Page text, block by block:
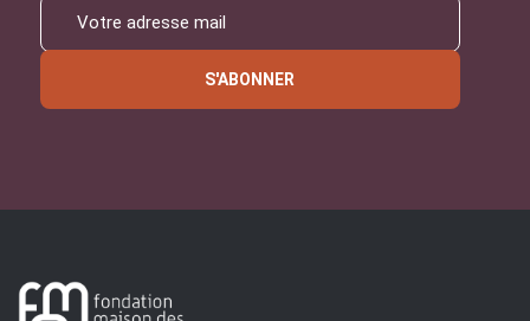
S'ABONNER